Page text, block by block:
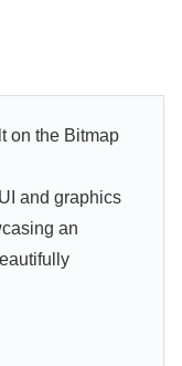
on the Bitmap
and graphics
an